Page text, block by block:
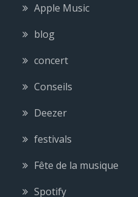
Apple Music
blog
concert
Conseils
Deezer
festivals
Fête de la musique
Spotify